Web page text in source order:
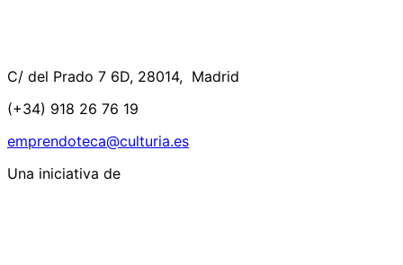
C/ del Prado 7 6D, 28014, Madrid
(+34) 918 26 76 19
emprendoteca@culturia.es
Una iniciativa de